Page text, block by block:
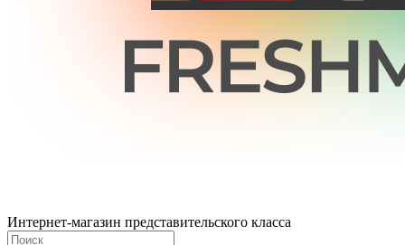
Интернет-магазин представительского класса